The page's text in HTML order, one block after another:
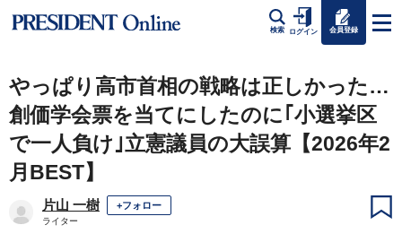
検索 ログイン 会員登録
やっぱり高市首相の戦略は正しかった…
創価学会票を当てにしたのに｢小選挙区
で一人負け｣立憲議員の大誤算【2026年2
月BEST】
片山 一樹 +フォロー
ライター